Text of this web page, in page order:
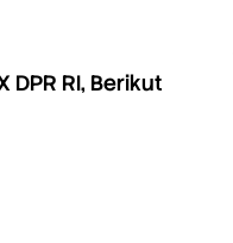
DPR RI, Berikut